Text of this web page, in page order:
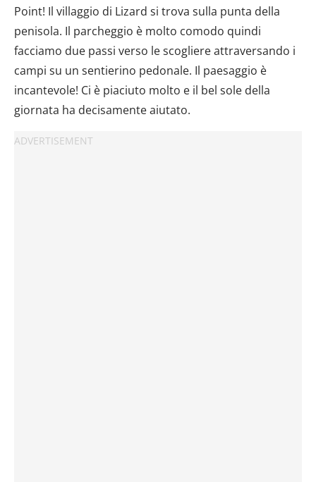
Point! Il villaggio di Lizard si trova sulla punta della
penisola. Il parcheggio è molto comodo quindi
facciamo due passi verso le scogliere attraversando i
campi su un sentierino pedonale. Il paesaggio è
incantevole! Ci è piaciuto molto e il bel sole della
giornata ha decisamente aiutato.